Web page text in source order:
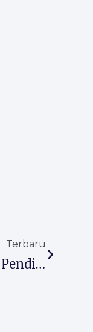
Terbaru
Yayasan Pendidikan Almaarif Singosari Tebar Kepedulian Di Idul Adha 1447 H, 38 Hewan Kurban Disembelih